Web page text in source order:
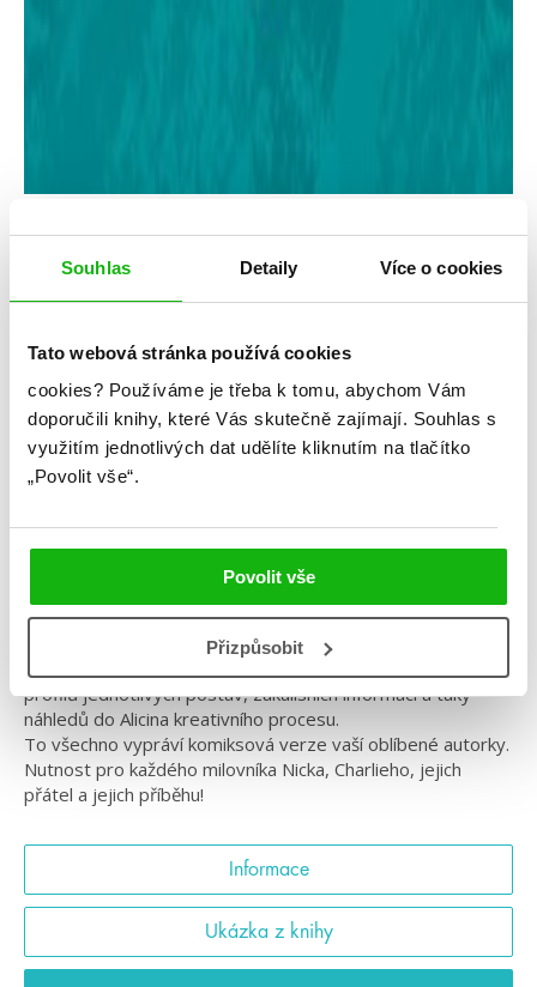
Souhlas Detaily Více o cookies
Tato webová stránka používá cookies
cookies? Používáme je třeba k tomu, abychom Vám
doporučili knihy, které Vás skutečně zajímají. Souhlas s
využitím jednotlivých dat udělíte kliknutím na tlačítko
„Povolit vše“.
Povolit vše
Přizpůsobit
Žánr: Ostatní
Alice Osemanová
#aliceoseman
exkluzivního obsahu z vesmíru Nicka a Charlieho – včetně
dosud nezveřejněných ilustrací, speciálního mini komiksu,
profilů jednotlivých postav, zákulisních informací a taky
náhledů do Alicina kreativního procesu.
To všechno vypráví komiksová verze vaší oblíbené autorky.
Nutnost pro každého milovníka Nicka, Charlieho, jejich
přátel a jejich příběhu!
Informace
Ukázka z knihy